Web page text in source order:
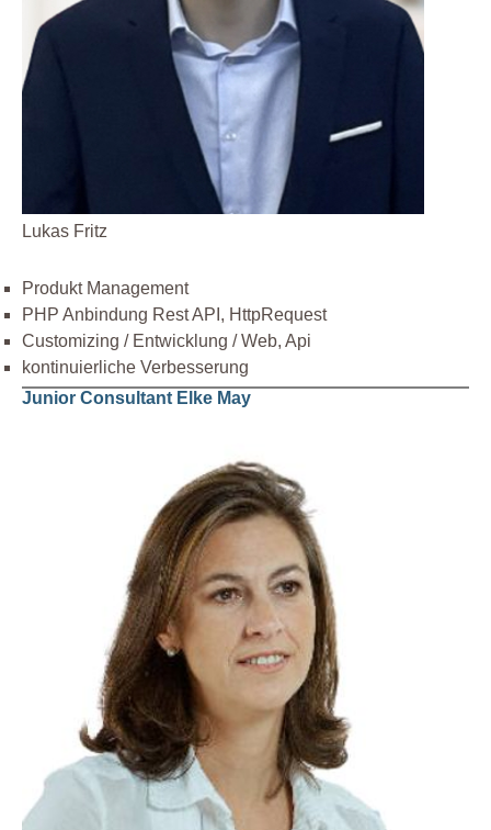
Lukas Fritz
Produkt Management
PHP Anbindung Rest API, HttpRequest
Customizing / Entwicklung / Web, Api
kontinuierliche Verbesserung
Junior Consultant Elke May